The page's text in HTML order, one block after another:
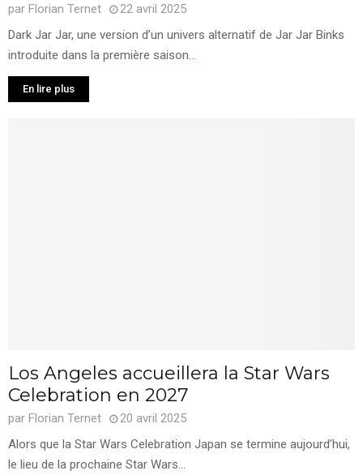
par Florian Ternet
22 avril 2025
Dark Jar Jar, une version d’un univers alternatif de Jar Jar Binks
introduite dans la première saison...
En lire plus
Los Angeles accueillera la Star Wars
Celebration en 2027
par Florian Ternet
20 avril 2025
Alors que la Star Wars Celebration Japan se termine aujourd’hui,
le lieu de la prochaine Star Wars...